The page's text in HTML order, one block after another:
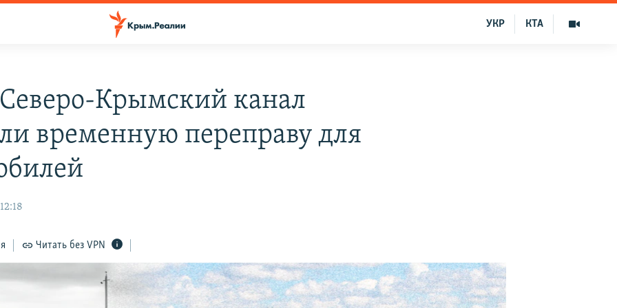
КТА
УКР
Крымский канал
временную переправу для
Читать без VPN